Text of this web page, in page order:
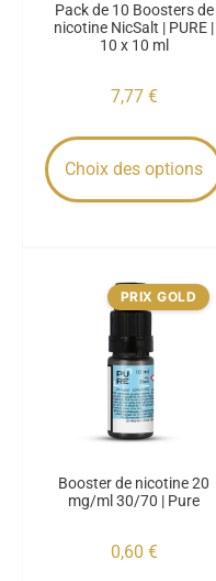
Pack de 10 Boosters de
nicotine NicSalt | PURE |
10 x 10 ml
7,77 €
Choix des options
PRIX GOLD
Booster de nicotine 20
mg/ml 30/70 | Pure
0,60 €